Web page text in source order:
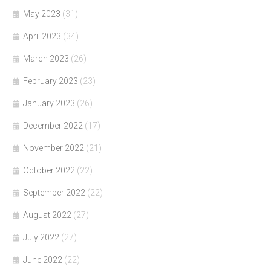
May 2023 (31)
April 2023 (34)
March 2023 (26)
February 2023 (23)
January 2023 (26)
December 2022 (17)
November 2022 (21)
October 2022 (22)
September 2022 (22)
August 2022 (27)
July 2022 (27)
June 2022 (22)